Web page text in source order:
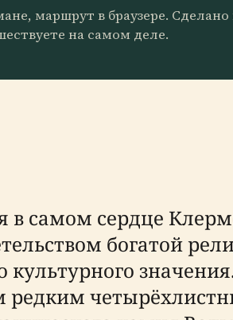
маршрут в браузере.
на самом деле.
в самом сердце
богатой
культурного
редким